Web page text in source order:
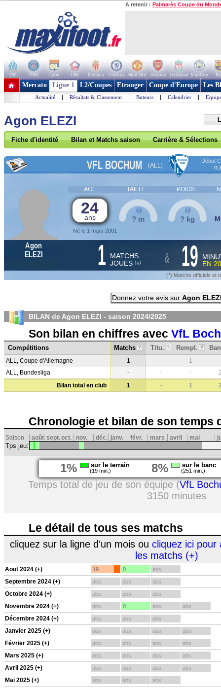
A retenir : Palmarès Coupe du
OM PSG Lyon Lille Monaco Chelsea Man Utd Arsenal Liverpool ManCity
+ de clubs
Mercato Ligue 1 L2/Coupes Etranger Coupe d'Europe Les
Actualité | Résultats & Classement | Buteurs | Calendrier |
Agon ELEZI
Fiche d'identité Bilan et Matchs saison Carrière & Sélections
VFL BOCHUM (ALL)
Début
AGE TAILLE POIDS
24
ans
Né le 1 mars 2001
? m ? kg
Agon
ELEZI
1 MATCHS
JOUES (*) & 19
EN
(*) Matchs officiels et
Donnez votre avis sur Agon
BILAN de Agon ELEZI - saison 2024/2025
Son bilan en chiffres avec VfL
Compétitions Matchs ? Titu. ? Rempl. ?
ALL, Coupe d'Allemagne 1 - 1
-
ALL, Bundesliga
- - -
Bilan total en club
1 - 1
Chronologie et bilan de son temps
Saison août sept.oct. nov. déc. janv. févr. mars avril mai
Tps jeu:
1% sur le terrain
(19 min.) 8% sur le banc
(251 min.)
Temps total de jeu de son équipe (VfL
3150 minutes
Le détail de tous ses matchs
cliquez sur la ligne d'un mois ou cliquez ici pour
les matchs (+)
Aout 2024 (+) 19 0 abs.
Septembre 2024 (+) abs. abs. abs.
Octobre 2024 (+) abs. abs. abs.
Novembre 2024 (+) abs. 0 abs. abs.
Décembre 2024 (+) abs. abs. abs.
Janvier 2025 (+) abs. abs. abs. abs.
Février 2025 (+) abs. abs. abs. abs.
Mars 2025 (+) abs. abs. abs. abs.
Avril 2025 (+) abs. abs. abs. abs.
Mai 2025 (+) abs. abs. abs.